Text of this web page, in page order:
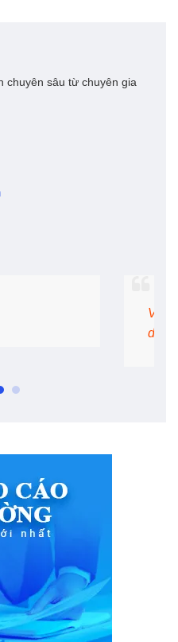
chuyên sâu từ chuyên gia
Bùi Đỗ Mạnh
trong chuyển đổi số